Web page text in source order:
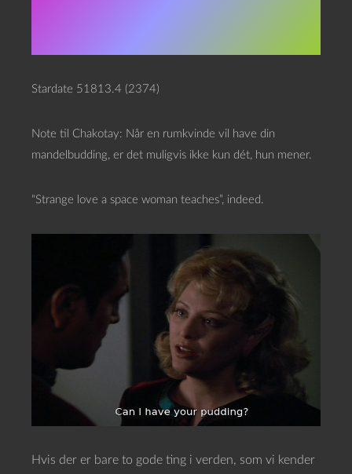
Stardate 51813.4 (2374)
Note til Chakotay: Når en rumkvinde vil have din
mandelbudding, er det muligvis ikke kun dét, hun mener.
“Strange love a space woman teaches”, indeed.
Hvis der er bare to gode ting i verden, som vi kender